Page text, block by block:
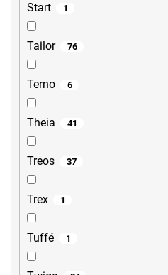
Start 1
Tailor 76
Terno 6
Theia 41
Treos 37
Trex 1
Tuffé 1